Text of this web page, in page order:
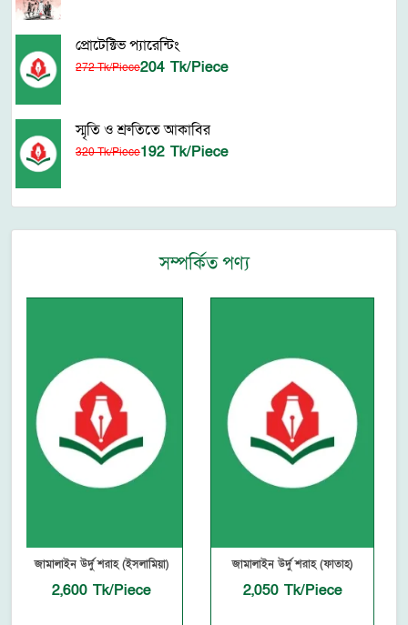
প্রোটেক্টিভ প্যারেন্টিং
272 Tk/Piece204 Tk/Piece
স্মৃতি ও শ্রুতিতে আকাবির
320 Tk/Piece192 Tk/Piece
সম্পর্কিত পণ্য
জামালাইন উর্দু শরাহ (ইসলামিয়া)
2,600 Tk/Piece
জামালাইন উর্দু শরাহ (ফাতাহ)
2,050 Tk/Piece